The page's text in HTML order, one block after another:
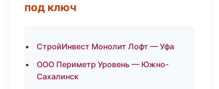
под ключ
СтройИнвест Монолит Лофт — Уфа
ООО Периметр Уровень — Южно-
Сахалинск